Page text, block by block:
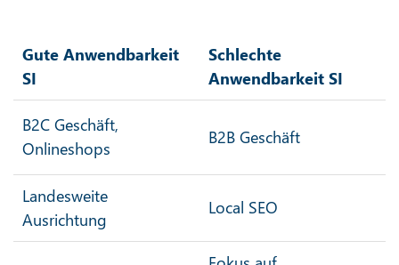
Gute Anwendbarkeit
SI
Schlechte
Anwendbarkeit SI
B2C Geschäft,
Onlineshops
B2B Geschäft
Landesweite
Ausrichtung
Local SEO